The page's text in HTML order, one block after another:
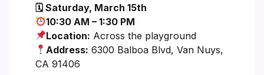
🗓 Saturday, March 15th
10:30 AM – 1:30 PM
Location: Across the playground
Address: 6300 Balboa Blvd, Van Nuys,
CA 91406